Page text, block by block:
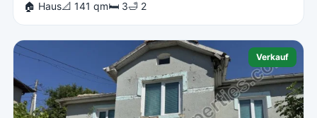
🏠 Haus📐 141 qm🛏 3🛁 2
Verkauf